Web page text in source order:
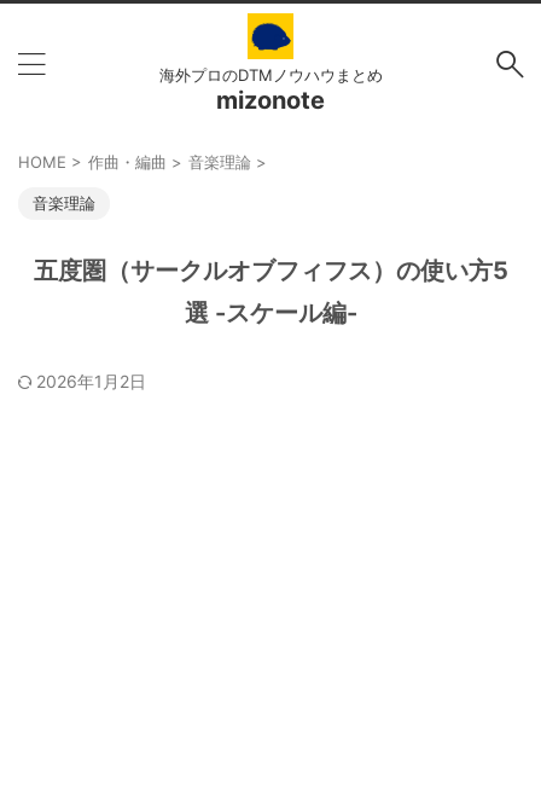
海外プロのDTMノウハウまとめ
mizonote
HOME > 作曲・編曲 > 音楽理論 >
音楽理論
五度圏（サークルオブフィフス）の使い方5
選 -スケール編-
2026年1月2日